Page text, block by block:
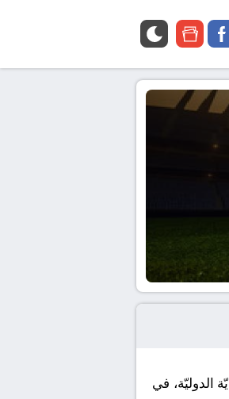
google
الدوليّة، في